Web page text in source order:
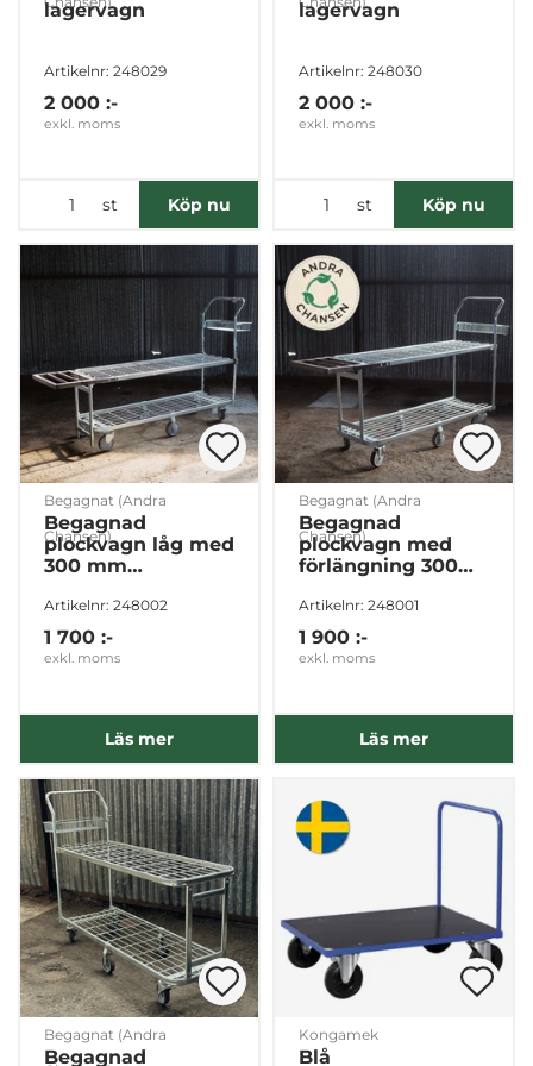
lagervagn
Artikelnr: 248029
2 000 :-
exkl. moms
st Köp nu
lagervagn
Artikelnr: 248030
2 000 :-
exkl. moms
st Köp nu
Begagnat (Andra
Chansen)
Begagnad
plockvagn låg med
300 mm
Artikelnr: 248002
1 700 :-
exkl. moms
Läs mer
Begagnat (Andra
Chansen)
Begagnad
plockvagn med
förlängning 300
Artikelnr: 248001
1 900 :-
exkl. moms
Läs mer
Begagnat (Andra
Begagnad
Kongamek
Blå